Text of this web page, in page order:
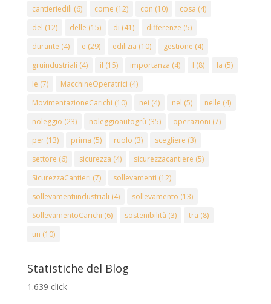
cantieriedili (6) come (12) con (10) cosa (4)
del (12) delle (15) di (41) differenze (5)
durante (4) e (29) edilizia (10) gestione (4)
gruindustriali (4) il (15) importanza (4) l (8) la (5)
le (7) MacchineOperatrici (4)
MovimentazioneCarichi (10) nei (4) nel (5) nelle (4)
noleggio (23) noleggioautogrù (35) operazioni (7)
per(13) prima (5) ruolo (3) scegliere (3)
settore (6) sicurezza (4) sicurezzacantiere (5)
SicurezzaCantieri (7) sollevamenti (12)
sollevamentiindustriali (4) sollevamento (13)
SollevamentoCarichi (6) sostenibilità (3) tra (8)
un (10)
Statistiche del Blog
1.639 click